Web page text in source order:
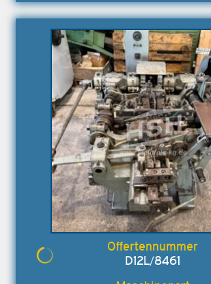
D12L/8461